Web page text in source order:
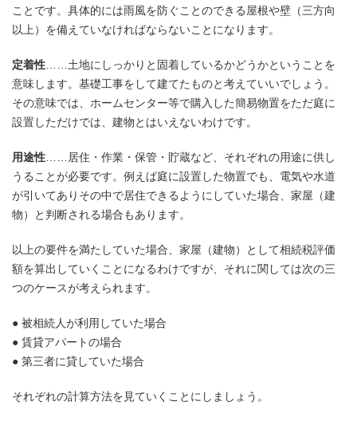
ことです。具体的には雨風を防ぐことのできる屋根や壁（三方向
以上）を備えていなければならないことになります。
定着性 ……土地にしっかりと固着しているかどうかということを
意味します。基礎工事をして建てたものと考えていいでしょう。
その意味では、ホームセンター等で購入した簡易物置をただ庭に
設置しただけでは、建物とはいえないわけです。
用途性 ……居住・作業・保管・貯蔵など、それぞれの用途に供し
うることが必要です。例えば庭に設置した物置でも、電気や水道
が引いてありその中で居住できるようにしていた場合、家屋（建
物）と判断される場合もあります。
以上の要件を満たしていた場合、家屋（建物）として相続税評価
額を算出していくことになるわけですが、それに関しては次の三
つのケースが考えられます。
● 被相続人が利用していた場合
● 賃貸アパートの場合
● 第三者に貸していた場合
それぞれの計算方法を見ていくことにしましょう。